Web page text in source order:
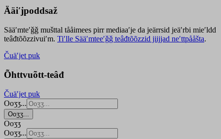
Ääiʹjpoddsaž
Sääʹmteʹǧǧ mušttal tååimees pirr mediaaʹje da jeärrsid jeäʹrbi mieʹldd
teâđtõõzzivuiʹm. Tiʹlle Sääʹmteeʹǧǧ teâđtõõzzid jiijjad neʹttpååšta.
Čuäʹjet puk
Õhttvuõtt-teâđ
Čuäʹjet puk
Ooʒʒ...
Ooʒʒ...
Ooʒʒ
Ooʒʒ...